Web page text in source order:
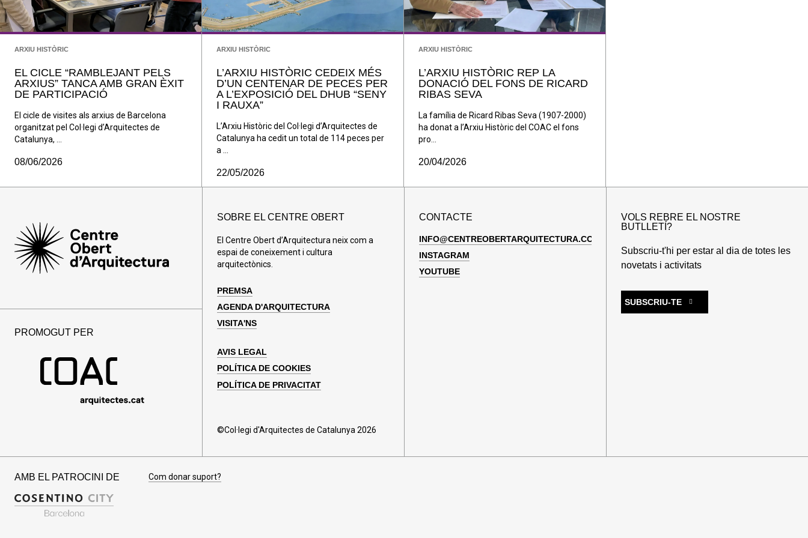
ARXIU HISTÒRIC
EL CICLE “RAMBLEJANT PELS
ARXIUS” TANCA AMB GRAN ÈXIT
DE PARTICIPACIÓ
El cicle de visites als arxius de Barcelona
organitzat pel Col·legi d’Arquitectes de
Catalunya, ...
08/06/2026
ARXIU HISTÒRIC
L’ARXIU HISTÒRIC CEDEIX MÉS
D’UN CENTENAR DE PECES PER
A L’EXPOSICIÓ DEL DHUB “SENY
I RAUXA”
L’Arxiu Històric del Col·legi d’Arquitectes de
Catalunya ha cedit un total de 114 peces per
a ...
22/05/2026
ARXIU HISTÒRIC
L’ARXIU HISTÒRIC REP LA
DONACIÓ DEL FONS DE RICARD
RIBAS SEVA
La família de Ricard Ribas Seva (1907-2000)
ha donat a l’Arxiu Històric del COAC el fons
pro...
20/04/2026
PROMOGUT PER
SOBRE EL CENTRE OBERT
El Centre Obert d’Arquitectura neix com a
espai de coneixement i cultura
arquitectònics.
PREMSA
AGENDA D'ARQUITECTURA
VISITA'NS
AVIS LEGAL
POLÍTICA DE COOKIES
POLÍTICA DE PRIVACITAT
©Col·legi d'Arquitectes de Catalunya 2026
CONTACTE
INFO@CENTREOBERTARQUITECTURA.COM
INSTAGRAM
YOUTUBE
VOLS REBRE EL NOSTRE
BUTLLETÍ?
Subscriu-t'hi per estar al dia de totes les
novetats i activitats
SUBSCRIU-TE
AMB EL PATROCINI DE Com donar suport?